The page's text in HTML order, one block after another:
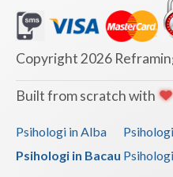
Copyright 2026
Built from scratch with
Psihologi in Alba
Psihologi in Bacau